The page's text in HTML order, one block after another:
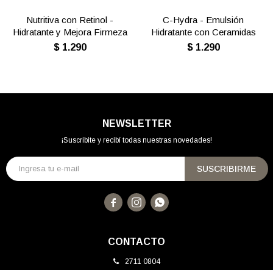
Nutritiva con Retinol -
Hidratante y Mejora Firmeza
$ 1.290
C-Hydra - Emulsión
Hidratante con Ceramidas
$ 1.290
CONTACTO
2711 0804
NEWSLETTER
¡Suscribite y recibí todas nuestras novedades!
SUSCRIBIRME
  